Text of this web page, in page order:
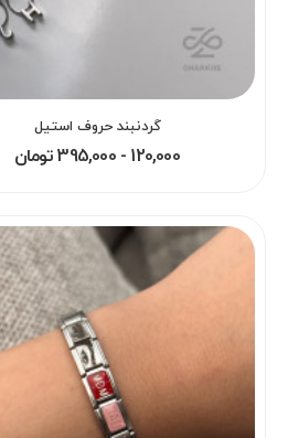
گردنبند حروف استیل
120,000 - 395,000 تومان